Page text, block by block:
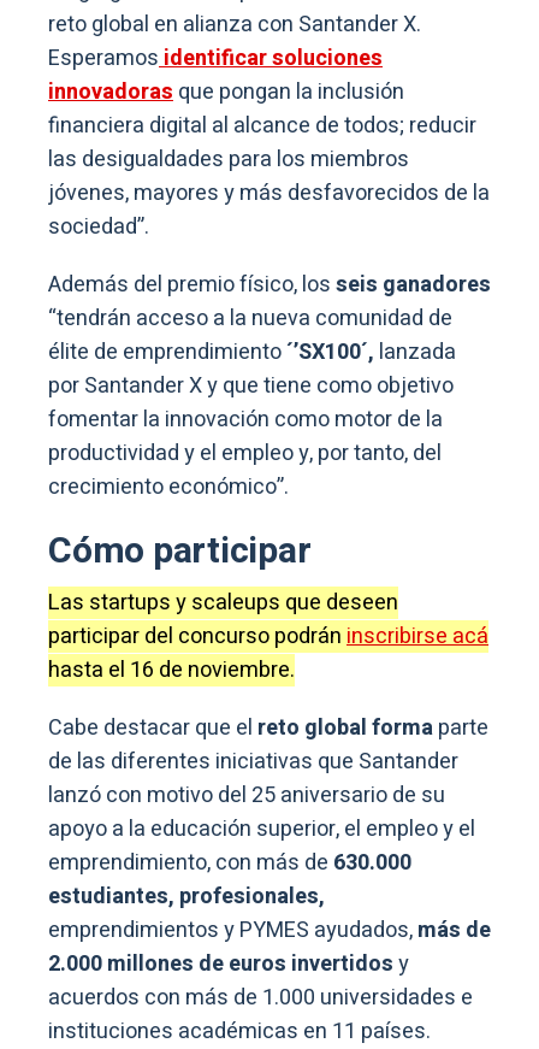
reto global en alianza con Santander X.
Esperamosidentificar soluciones
innovadorasque pongan la inclusión
financiera digital al alcance de todos; reducir
las desigualdades para los miembros
jóvenes, mayores y más desfavorecidos de la
sociedad”.
Además del premio físico, losseis ganadores
“tendrán acceso a la nueva comunidad de
élite de emprendimiento´’SX100´, lanzada
por Santander X y que tiene como objetivo
fomentar la innovación como motor de la
productividad y el empleo y, por tanto, del
crecimiento económico”.
Cómo participar
Las startups y scaleups que deseen
participar del concurso podráninscribirse acá
hasta el 16 de noviembre.
Cabe destacar que el reto global formaparte
de las diferentes iniciativas que Santander
lanzó con motivo del 25 aniversario de su
apoyo a la educación superior, el empleo y el
emprendimiento, con más de 630.000
estudiantes, profesionales,
emprendimientos y PYMES ayudados,más de
2.000 millones de euros invertidosy
acuerdos con más de 1.000 universidades e
instituciones académicas en 11 países.